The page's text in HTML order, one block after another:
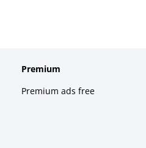
Premium
Premium ads free